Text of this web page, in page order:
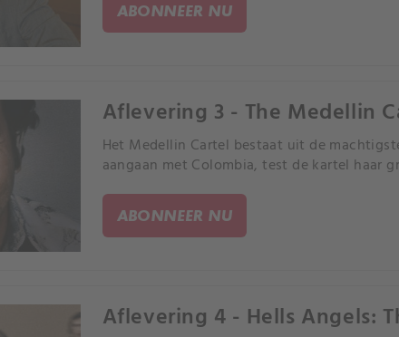
ABONNEER NU
Aflevering 3 - The Medellin
Het Medellin Cartel bestaat uit de
aangaan met Colombia, test de kartel haar
ABONNEER NU
Aflevering 4 - Hells Angels: